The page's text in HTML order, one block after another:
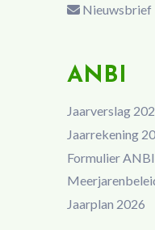
Nieuwsbrief
ANBI
Jaarverslag
Jaarrekening
Formulier ANBI
Jaarplan 2026